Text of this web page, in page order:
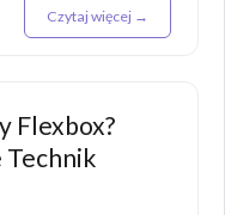
Czytaj więcej →
Flexbox?
Technik